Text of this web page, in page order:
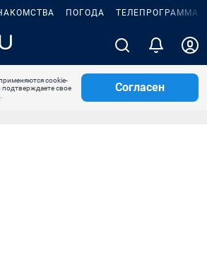
ПОГОДА ТЕЛЕПРОГРАММА
cookie-
подтверждаете свое
Согласен